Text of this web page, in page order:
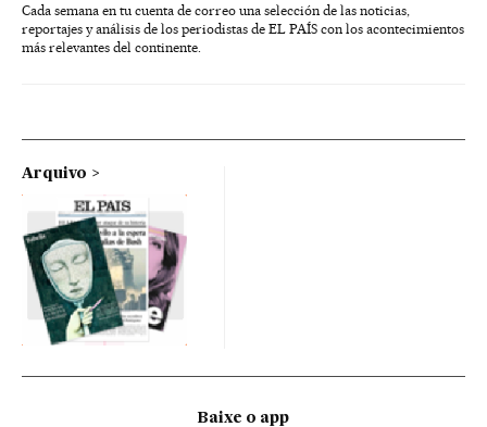
Cada semana en tu cuenta de correo una selección de las noticias,
reportajes y análisis de los periodistas de EL PAÍS con los acontecimientos
más relevantes del continente.
Arquivo
Baixe o app